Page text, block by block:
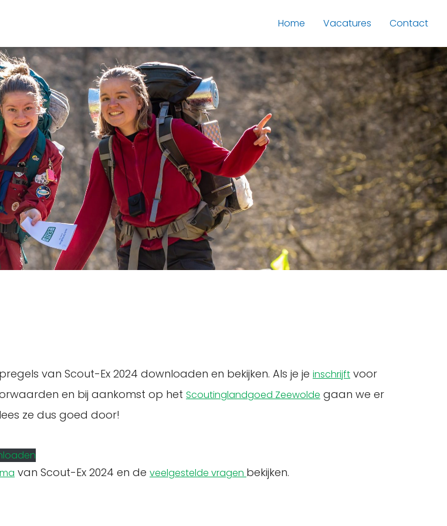
Home Vacatures Contact
van Scout-Ex 2024 downloaden en bekijken. Als je je inschrijft voor
en bij aankomst op het Scoutinglandgoed Zeewolde gaan we er
ze dus goed door!
van Scout-Ex 2024 en de veelgestelde vragen bekijken.